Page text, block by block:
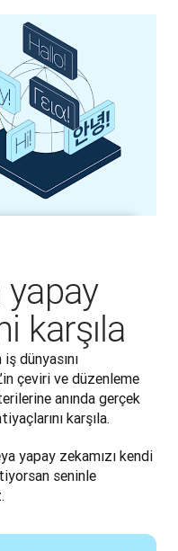
karşıla
dünyasını
çeviri ve düzenleme
anında gerçek
karşıla.
yapay zekamızı kendi
seninle